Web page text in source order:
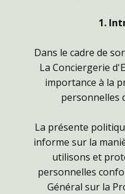
1.
Dans le cadre de
La Conciergerie
importance à la
personnelles
La présente
informe sur la
utilisons et
personnelles
Général sur la